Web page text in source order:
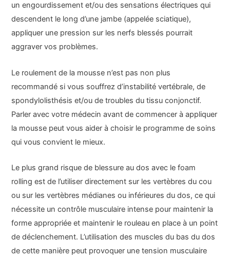
un engourdissement et/ou des sensations électriques qui
descendent le long d’une jambe (appelée sciatique),
appliquer une pression sur les nerfs blessés pourrait
aggraver vos problèmes.
Le roulement de la mousse n’est pas non plus
recommandé si vous souffrez d’instabilité vertébrale, de
spondylolisthésis et/ou de troubles du tissu conjonctif.
Parler avec votre médecin avant de commencer à appliquer
la mousse peut vous aider à choisir le programme de soins
qui vous convient le mieux.
Le plus grand risque de blessure au dos avec le foam
rolling est de l’utiliser directement sur les vertèbres du cou
ou sur les vertèbres médianes ou inférieures du dos, ce qui
nécessite un contrôle musculaire intense pour maintenir la
forme appropriée et maintenir le rouleau en place à un point
de déclenchement. L’utilisation des muscles du bas du dos
de cette manière peut provoquer une tension musculaire